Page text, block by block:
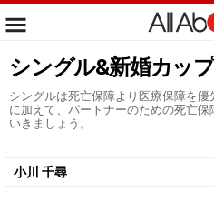
シングル&新婚カッ
シングルは死亡保障より医療保障を
に加えて、パートナーのための死亡
いきましょう。
小川 千尋